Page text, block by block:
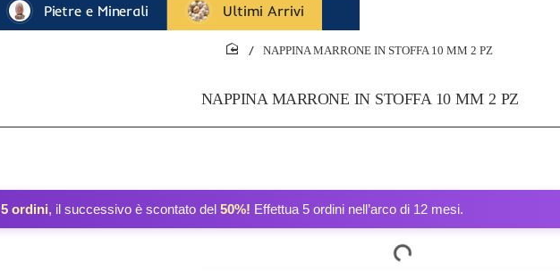
Pietre e Minerali Ultimi Arrivi
NAPPINA MARRONE IN STOFFA 10 MM 2 PZ
NAPPINA MARRONE IN STOFFA 10 MM 2 PZ
5 ordini, il successivo è scontato del 50%! Effettua 5 ordini nell’arco di 12 mesi.